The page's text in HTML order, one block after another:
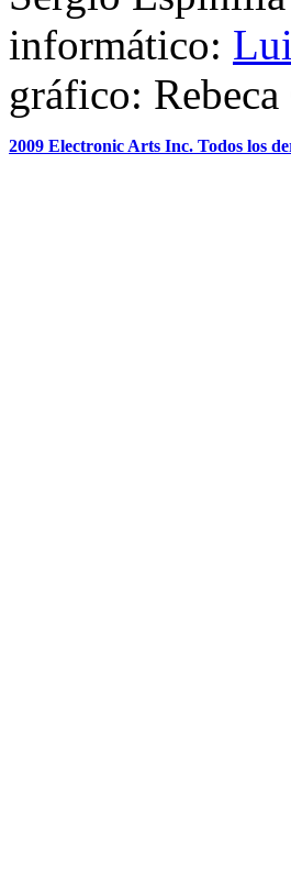
informático:
gráfico:
2009 Electronic Arts Inc. Todos los